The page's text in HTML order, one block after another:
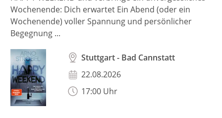
Wochenende: Dich erwartet Ein Abend (oder ein
Wochenende) voller Spannung und persönlicher
Begegnung ...
Stuttgart - Bad Cannstatt
22.08.2026
17:00 Uhr